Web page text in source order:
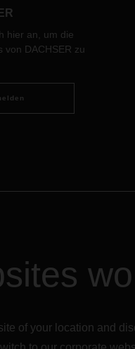
Logistik
fasst in einem
die Strategie mit den
prägnant
hier an, um die
von DACHSER zu
of your location and